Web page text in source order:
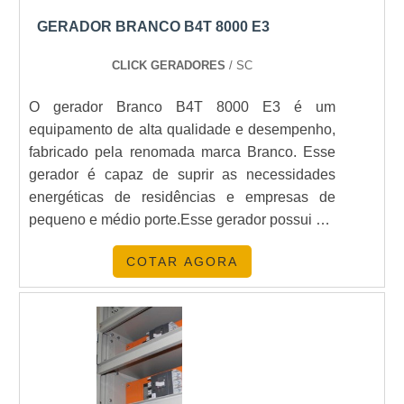
experiência ou educação, bem como pela teoria ou
fundamos a CONOZCA GRUPOS GERADORES,
no segmento de geração de energia.o melhor
do gerador de energiaA empresa é distribuidora da
Geradores, que é uma fabricante brasileira de Grupos
com planta em Santo Amaro. Através de
realizamos em todo nordeste do Brasil, serviços
manutenção, instalação, entrega técnica/start up, assim
comercializamos peças diversas para geradores e
diesel.Também fabricamos acessórios para Grupos
como: Kit atenuadores de Ruído; Portas
de 65, 75 e 85 dB(A); Silenciosos
Hospitalar e QTA (Quadro de Transferência
Solicite já um orçamento!.
GERADOR BRANCO B4T 8000 E3
CLICK GERADORES / SC
O gerador Branco B4T 8000 E3 é um
equipamento de alta qualidade e desempenho,
fabricado pela renomada marca Branco. Esse
gerador é capaz de suprir as necessidades
energéticas de residências e empresas de
pequeno e médio porte.Esse gerador possui um
motor a gasolina que garante um
funcionamento eficiente e confiável. Além
disso, conta com um sistema de partida elétrica,
facilitando o acionamento do equipamento.O
Branco B4T 8000 E3 também se destaca pela
sua durabilidade e resistência. Sua estrutura é
feita em material de alta qualidade, o que
garante uma longa vida útil ao
COTAR AGORA